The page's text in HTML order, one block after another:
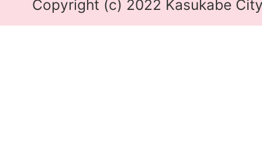
Copyright (c) 2022 Kasukabe